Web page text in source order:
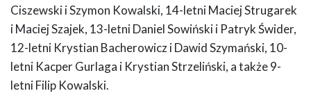
Ciszewski i Szymon Kowalski, 14-letni Maciej Strugarek
i Maciej Szajek, 13-letni Daniel Sowiński i Patryk Świder,
12-letni Krystian Bacherowicz i Dawid Szymański, 10-
letni Kacper Gurlaga i Krystian Strzeliński, a także 9-
letni Filip Kowalski.